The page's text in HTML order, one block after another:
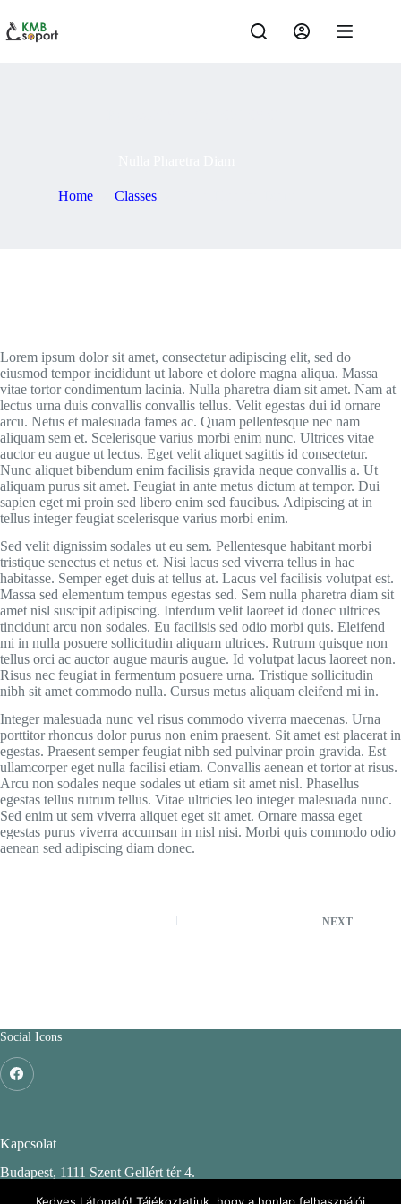
content
Home Classes
Lorem ipsum dolor sit amet, consectetur adipiscing elit, sed do
eiusmod tempor incididunt ut labore et dolore magna aliqua. Massa
vitae tortor condimentum lacinia. Nulla pharetra diam sit amet. Nam at
lectus urna duis convallis convallis tellus. Velit egestas dui id ornare
arcu. Netus et malesuada fames ac. Quam pellentesque nec nam
aliquam sem et. Scelerisque varius morbi enim nunc. Ultrices vitae
auctor eu augue ut lectus. Eget velit aliquet sagittis id consectetur.
Nunc aliquet bibendum enim facilisis gravida neque convallis a. Ut
aliquam purus sit amet. Feugiat in ante metus dictum at tempor. Dui
sapien eget mi proin sed libero enim sed faucibus. Adipiscing at in
tellus integer feugiat scelerisque varius morbi enim.
Sed velit dignissim sodales ut eu sem. Pellentesque habitant morbi
tristique senectus et netus et. Nisi lacus sed viverra tellus in hac
habitasse. Semper eget duis at tellus at. Lacus vel facilisis volutpat est.
Massa sed elementum tempus egestas sed. Sem nulla pharetra diam sit
amet nisl suscipit adipiscing. Interdum velit laoreet id donec ultrices
tincidunt arcu non sodales. Eu facilisis sed odio morbi quis. Eleifend
mi in nulla posuere sollicitudin aliquam ultrices. Rutrum quisque non
tellus orci ac auctor augue mauris augue. Id volutpat lacus laoreet non.
Risus nec feugiat in fermentum posuere urna. Tristique sollicitudin
nibh sit amet commodo nulla. Cursus metus aliquam eleifend mi in.
Integer malesuada nunc vel risus commodo viverra maecenas. Urna
porttitor rhoncus dolor purus non enim praesent. Sit amet est placerat in
egestas. Praesent semper feugiat nibh sed pulvinar proin gravida. Est
ullamcorper eget nulla facilisi etiam. Convallis aenean et tortor at risus.
Arcu non sodales neque sodales ut etiam sit amet nisl. Phasellus
egestas tellus rutrum tellus. Vitae ultricies leo integer malesuada nunc.
Sed enim ut sem viverra aliquet eget sit amet. Ornare massa eget
egestas purus viverra accumsan in nisl nisi. Morbi quis commodo odio
aenean sed adipiscing diam donec.
NEXT
Social Icons
Kapcsolat
Budapest, 1111 Szent Gellért tér 4.
Budapesti Műszaki és Gazdaságtudományi Egyetem